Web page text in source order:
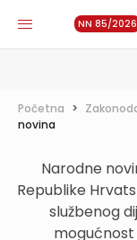
NN 85/2026
Početna >
novina
Narodne
Republike
službenog